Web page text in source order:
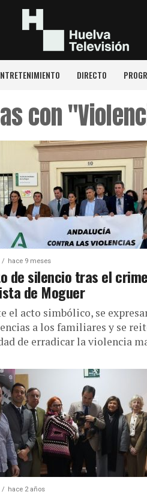
DIRECTO
con
hace 9 meses
de silencio tras el
de Moguer
el acto simbólico, se
a los familiares y se
de erradicar la violencia
hace 2 años